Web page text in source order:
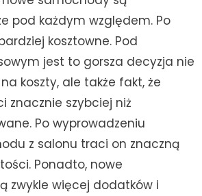
pod każdym względem. Po
kosztowne. Pod
jest to gorsza decyzja nie
koszty, ale także fakt, że
znacznie szybciej niż
Po wyprowadzeniu
z salonu traci on znaczną
Ponadto, nowe
zwykle więcej dodatków i